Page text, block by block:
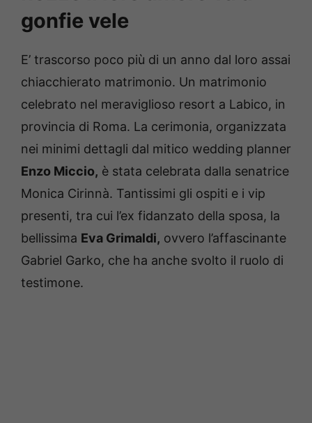
gonfie vele
E’ trascorso poco più di un anno dal loro assai
chiacchierato matrimonio. Un matrimonio
celebrato nel meraviglioso resort a Labico, in
provincia di Roma. La cerimonia, organizzata
nei minimi dettagli dal mitico wedding planner
Enzo Miccio, è stata celebrata dalla senatrice
Monica Cirinnà. Tantissimi gli ospiti e i vip
presenti, tra cui l’ex fidanzato della sposa, la
bellissima Eva Grimaldi, ovvero l’affascinante
Gabriel Garko, che ha anche svolto il ruolo di
testimone.